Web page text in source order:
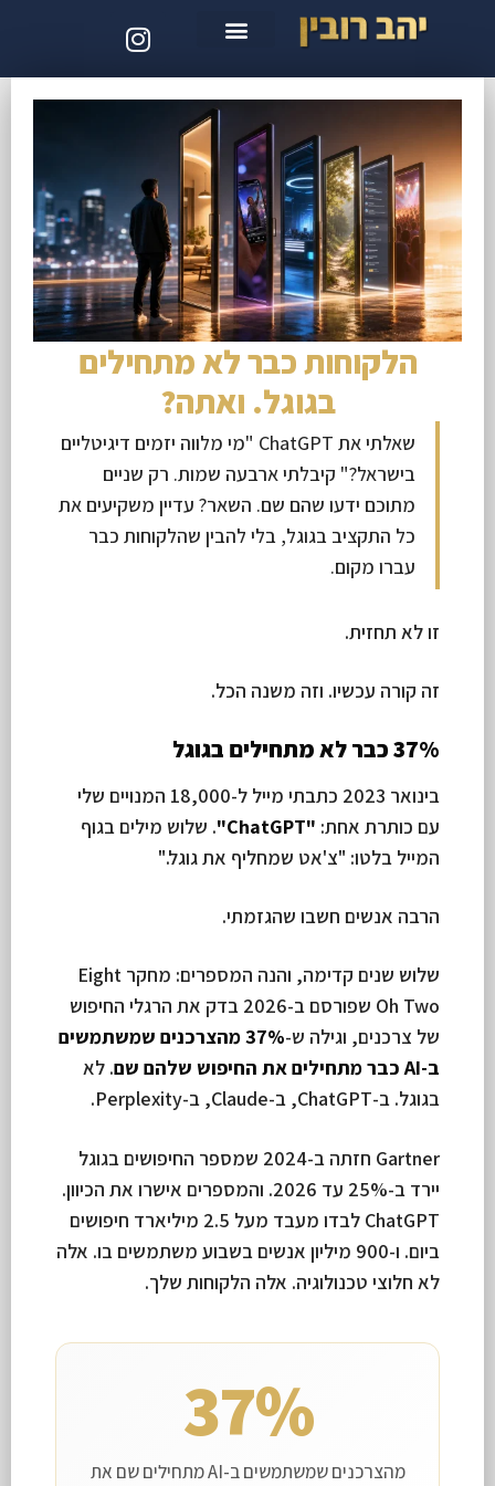
הלקוחות כבר לא מתחילים
בגוגל. ואתה?
שאלתי את ChatGPT "מי מלווה יזמים דיגיטליים
בישראל?" קיבלתי ארבעה שמות. רק שניים
מתוכם ידעו שהם שם. השאר? עדיין משקיעים את
כל התקציב בגוגל, בלי להבין שהלקוחות כבר
עברו מקום.
זו לא תחזית.
זה קורה עכשיו. וזה משנה הכל.
37% כבר לא מתחילים בגוגל
בינואר 2023 כתבתי מייל ל-18,000 המנויים שלי
עם כותרת אחת: "ChatGPT"
. שלוש מילים בגוף
המייל בלטו: "צ'אט שמחליף את גוגל."
הרבה אנשים חשבו שהגזמתי.
שלוש שנים קדימה, והנה המספרים: מחקר Eight
Oh Two שפורסם ב-2026 בדק את הרגלי החיפוש
של צרכנים, וגילה ש-
37% מהצרכנים שמשתמשים
ב-AI כבר מתחילים את החיפוש שלהם שם
. לא
בגוגל. ב-ChatGPT, ב-Claude, ב-Perplexity.
Gartner חזתה ב-2024 שמספר החיפושים בגוגל
יירד ב-25% עד 2026. והמספרים אישרו את הכיוון.
ChatGPT לבדו מעבד מעל 2.5 מיליארד חיפושים
ביום. ו-900 מיליון אנשים בשבוע משתמשים בו. אלה
לא חלוצי טכנולוגיה. אלה הלקוחות שלך.
37%
מהצרכנים שמשתמשים ב-AI מתחילים שם את